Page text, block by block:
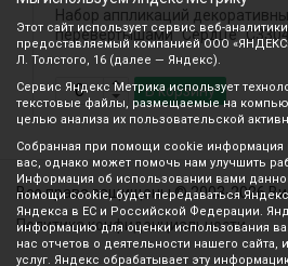
Набор аппликаций
перевертышами "Сердце"
В корзину
Все права защищены © 2003-2026
Политика конфиденциальности
Этот сайт использует сервис веб-
предоставляемый компанией ООО
Л. Толстого, 16 (далее — Яндекс).
Сервис Яндекс Метрика использует
текстовые файлы, размещаемые на
целью анализа их пользовательской
Собранная при помощи cookie информация
вас, однако может помочь нам улучшить
Информация об использовании вами
помощи cookie, будет передаваться
Яндекса в ЕС и Российской Федерации.
информацию для оценки использования
нас отчетов о деятельности нашего сайта,
услуг. Яндекс обрабатывает эту